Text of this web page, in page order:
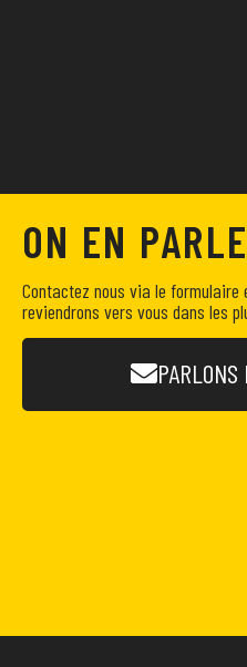
ON EN
Contactez nous via le formulaire
reviendrons vers vous dans les
PARLONS